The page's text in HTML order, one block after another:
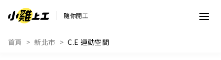
隨你開工
首頁 新北市 C.E 運動空間